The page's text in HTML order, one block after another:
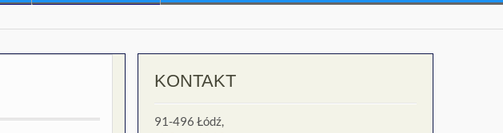
KONTAKT
91-496 Łódź,